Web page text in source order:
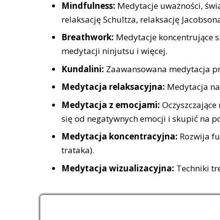
Mindfulness: Medytacje uważności,
relaksację Schultza, relaksację
Breathwork: Medytacje koncentrujące
medytacji ninjutsu i więcej.
Kundalini: Zaawansowana medytacja
Medytacja relaksacyjna: Medytacja
Medytacja z emocjami:
się od negatywnych emocji i skupić na
Medytacja koncentracyjna: Rozwija
trataka).
Medytacja wizualizacyjna: Techniki